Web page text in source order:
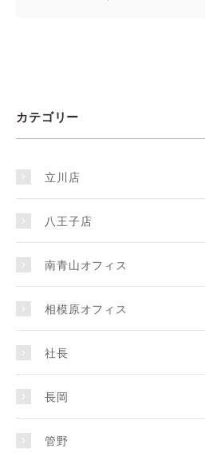
カテゴリー
立川店
八王子店
南青山オフィス
相模原オフィス
社長
長岡
管野